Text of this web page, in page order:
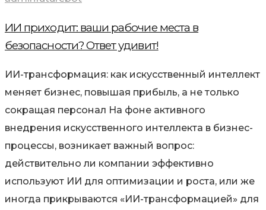
ИИ приходит: ваши рабочие места в
безопасности? Ответ удивит!
ИИ-трансформация: как искусственный интеллект
меняет бизнес, повышая прибыль, а не только
сокращая персонал На фоне активного
внедрения искусственного интеллекта в бизнес-
процессы, возникает важный вопрос:
действительно ли компании эффективно
используют ИИ для оптимизации и роста, или же
иногда прикрываются «ИИ-трансформацией» для